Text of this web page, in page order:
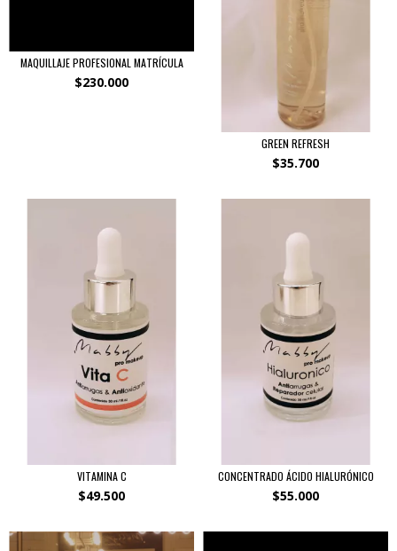
MAQUILLAJE PROFESIONAL MATRÍCULA
$230.000
GREEN REFRESH
$35.700
VITAMINA C
$49.500
CONCENTRADO ÁCIDO HIALURÓNICO
$55.000